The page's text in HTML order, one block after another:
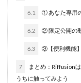
6.1 ① あなた専用
6.2 ② 限定公開の
6.3 ③【便利機能
7
まとめ：Riffusion
うちに触ってみよう